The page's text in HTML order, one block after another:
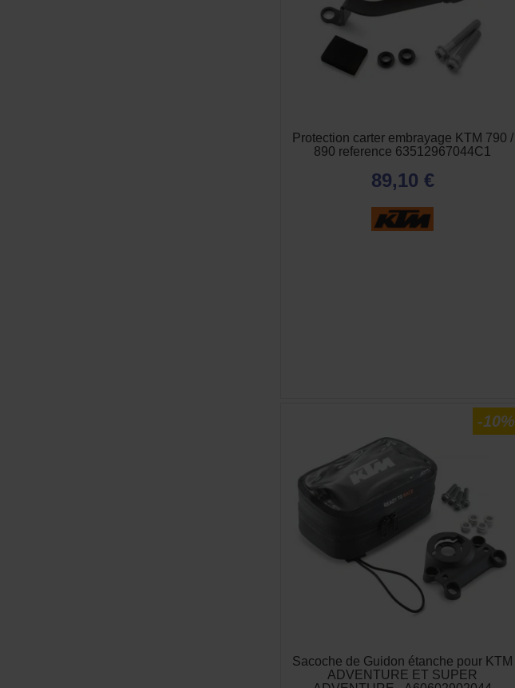
Protection carter embrayage KTM 790 /
890 reference 63512967044C1
89,10 €
-10%
Sacoche de Guidon étanche pour KTM
ADVENTURE ET SUPER